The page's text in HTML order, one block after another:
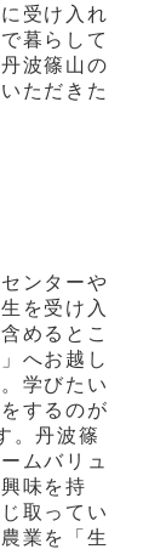
受け入れ
暮らして
波篠山の
ただきた
ンターや
を受け入
めるとこ
へお越し
学びたい
するのが
。丹波篠
ムバリュ
味を持
取ってい
業を「生